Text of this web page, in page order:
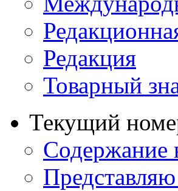
Редакция
Товарный
Текущий
Содержание